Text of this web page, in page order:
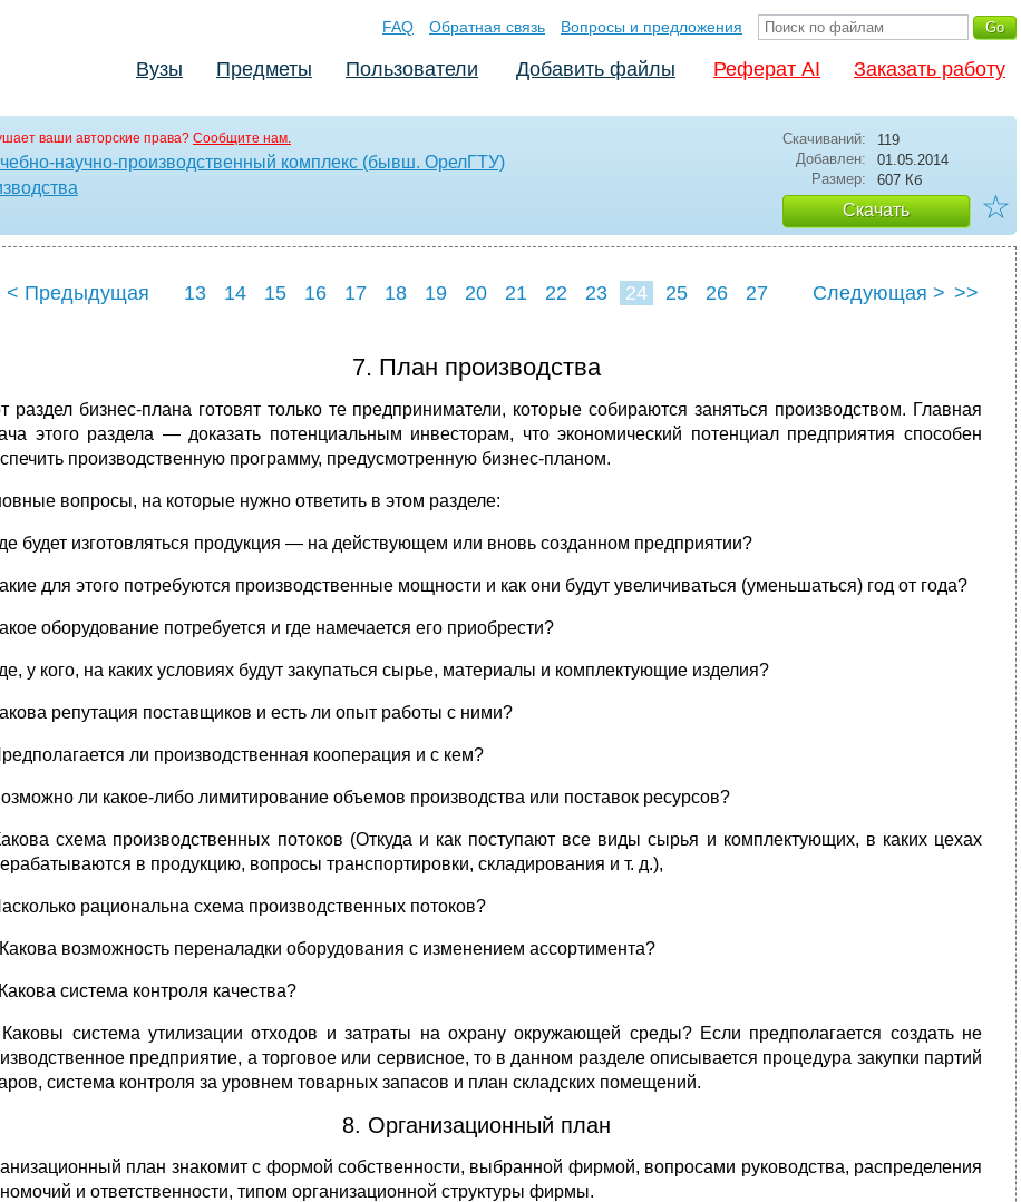
FAQ Обратная связь Вопросы и предложения
Вузы Предметы Пользователи Добавить файлы Реферат AI Заказать работу
ваши авторские права? Сообщите нам.
научно-производственный комплекс (бывш. ОрелГТУ)
Скачиваний:
119
Добавлен:
01.05.2014
Размер:
607 Кб
Скачать ☆
< Предыдущая 13 14 15 16 17 18 19 20 21 22 23 24 25 26 27 Следующая > >>
7. План производства
раздел бизнес-плана готовят только те предприниматели, которые собираются заняться производством. Главная
этого раздела — доказать потенциальным инвесторам, что экономический потенциал предприятия способен
производственную программу, предусмотренную бизнес-планом.
вопросы, на которые нужно ответить в этом разделе:
будет изготовляться продукция — на действующем или вновь созданном предприятии?
для этого потребуются производственные мощности и как они будут увеличиваться (уменьшаться) год от года?
оборудование потребуется и где намечается его приобрести?
у кого, на каких условиях будут закупаться сырье, материалы и комплектующие изделия?
репутация поставщиков и есть ли опыт работы с ними?
ли производственная кооперация и с кем?
ли какое-либо лимитирование объемов производства или поставок ресурсов?
схема производственных потоков (Откуда и как поступают все виды сырья и комплектующих, в каких цехах
в продукцию, вопросы транспортировки, складирования и т. д.),
рациональна схема производственных потоков?
возможность переналадки оборудования с изменением ассортимента?
система контроля качества?
система утилизации отходов и затраты на охрану окружающей среды? Если предполагается создать не
предприятие, а торговое или сервисное, то в данном разделе описывается процедура закупки партий
система контроля за уровнем товарных запасов и план складских помещений.
8. Организационный план
план знакомит с формой собственности, выбранной фирмой, вопросами руководства, распределения
и ответственности, типом организационной структуры фирмы.